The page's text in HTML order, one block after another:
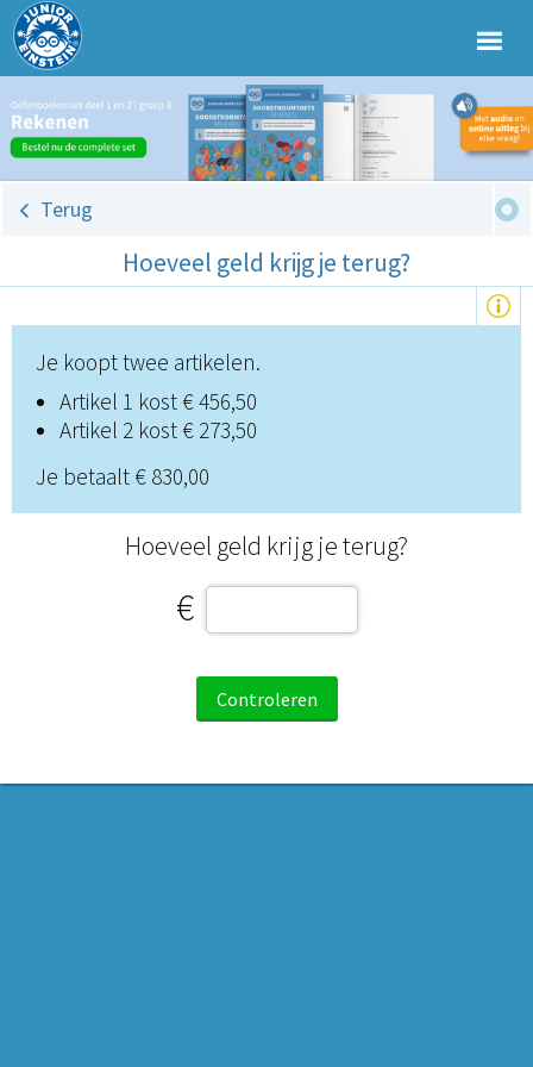
Terug
Hoeveel geld krijg je terug?
Je koopt twee artikelen.
Artikel 1 kost € 456,50
Artikel 2 kost € 273,50
Je betaalt € 830,00
Hoeveel geld krijg je terug?
€